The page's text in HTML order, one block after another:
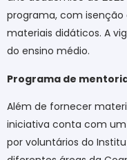
programa, com isenção
materiais didáticos. A
do ensino médio.
Programa de
Além de fornecer
iniciativa conta com
por voluntários do